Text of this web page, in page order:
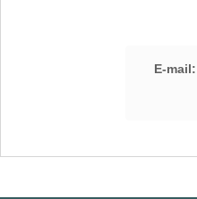
E-mail: